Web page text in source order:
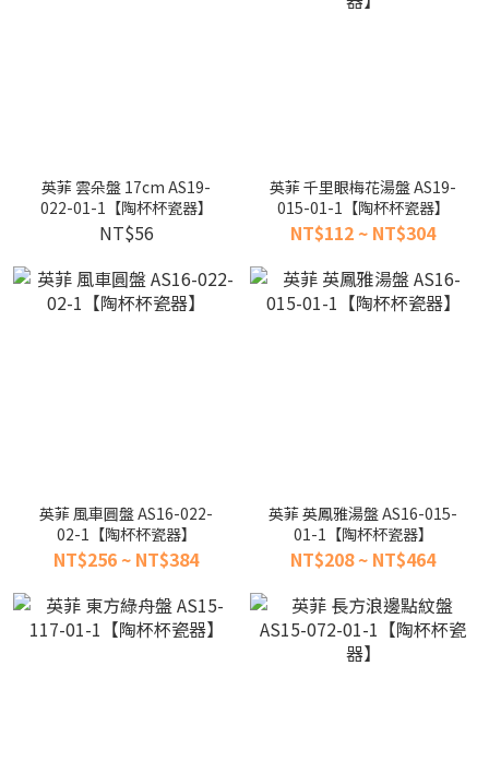
英菲 雲朵盤 17cm AS19-
022-01-1【陶杯杯瓷器】
NT$56
英菲 千里眼梅花湯盤 AS19-
015-01-1【陶杯杯瓷器】
NT$112 ~ NT$304
英菲 風車圓盤 AS16-022-
02-1【陶杯杯瓷器】
NT$256 ~ NT$384
英菲 英鳳雅湯盤 AS16-015-
01-1【陶杯杯瓷器】
NT$208 ~ NT$464